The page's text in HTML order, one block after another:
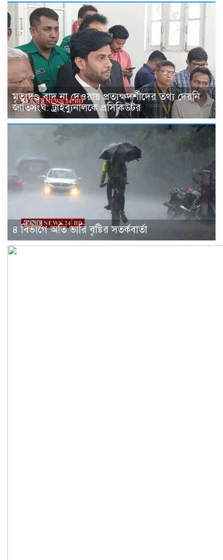
মৃত্যুদণ্ড বাদ না দেওয়ায় প্রত্যক্ষদর্শীদের তথ্য দেয়নি
জাতিসংঘ: ট্রাইব্যুনালকে প্রসিকিউটর
৪ বিভাগে অতি ভারি বৃষ্টির সতর্কবার্তা